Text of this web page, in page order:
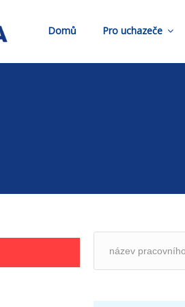
Domů Pro uchazeče